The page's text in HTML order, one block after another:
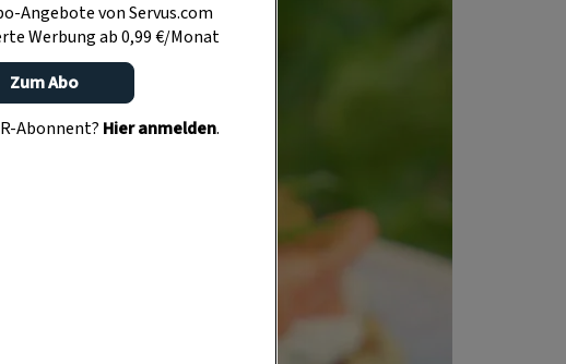
Angebote von Servus.com
Werbung ab 0,99 €/Monat
Zum Abo
Abonnent? Hier anmelden.